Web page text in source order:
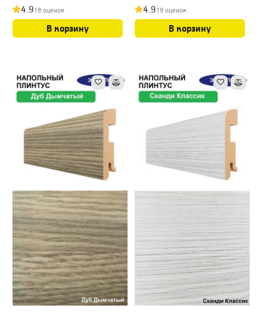
4.918 оценок
В корзину
4.919 оценок
В корзину